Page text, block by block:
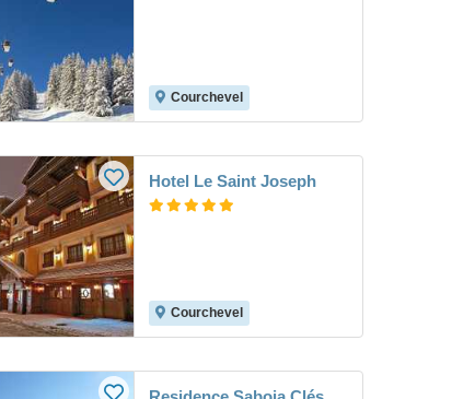
Courchevel
Hotel Le Saint Joseph
Courchevel